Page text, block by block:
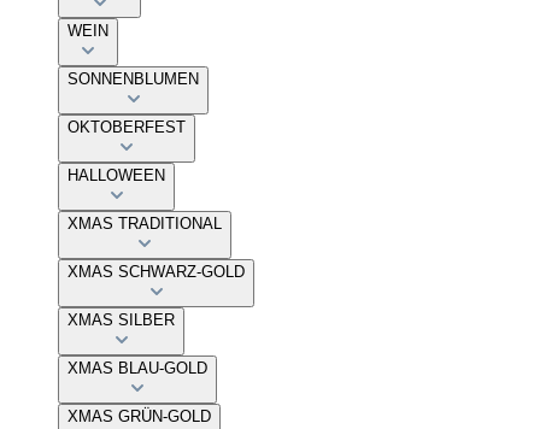
WEIN
SONNENBLUMEN
OKTOBERFEST
HALLOWEEN
XMAS TRADITIONAL
XMAS SCHWARZ-GOLD
XMAS SILBER
XMAS BLAU-GOLD
XMAS GRÜN-GOLD